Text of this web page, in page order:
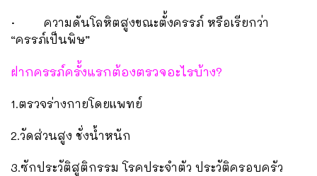
· ความดันโลหิตสูงขณะตั้งครรภ์ หรือเรียกว่า
“ครรภ์เป็นพิษ”
ฝากครรภ์ครั้งแรกต้องตรวจอะไรบ้าง?
1.ตรวจร่างกายโดยแพทย์
2.วัดส่วนสูง ชั่งน้ำหนัก
3.ซักประวัติสูติกรรม โรคประจำตัว ประวัติครอบครัว